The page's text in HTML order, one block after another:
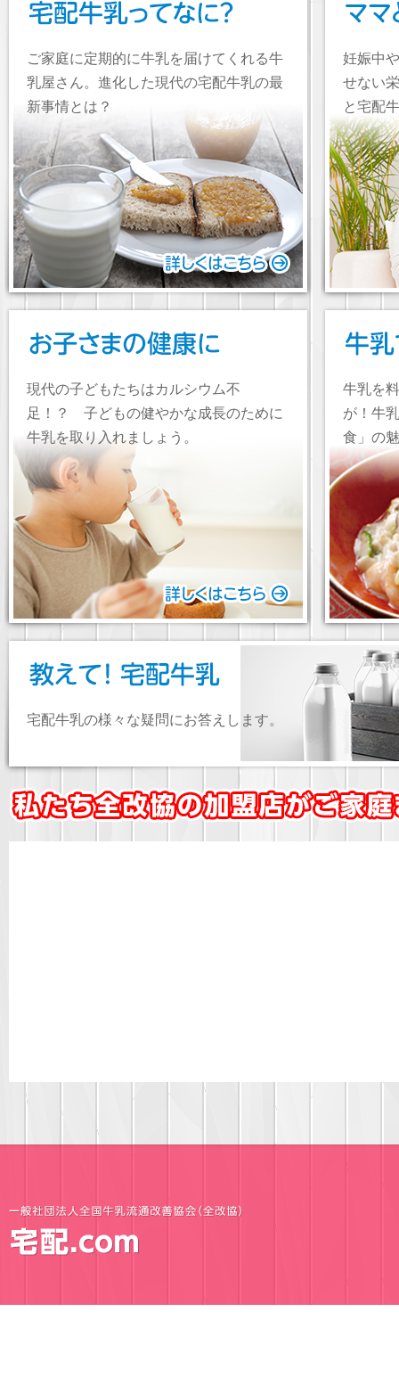
ご家庭に定期的に牛乳を届けてくれる牛
乳屋さん。進化した現代の宅配牛乳の最
新事情とは？
妊娠中
せない
と宅配
現代の子どもたちはカルシウム不
足！？ 子どもの健やかな成長のために
牛乳を取り入れましょう。
牛乳を
が！牛
食」の
宅配牛乳の様々な疑問にお答えします。